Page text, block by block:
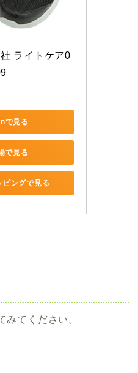
ライトケア0
で見る
で見る
ングで見る
みてください。